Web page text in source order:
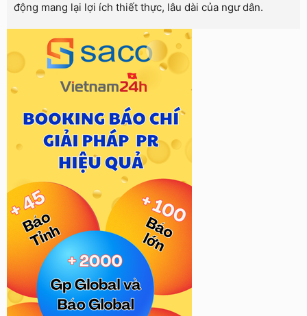
động mang lại lợi ích thiết thực, lâu dài của ngư dân.